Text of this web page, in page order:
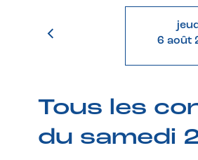
6 août
Tous les
du samedi